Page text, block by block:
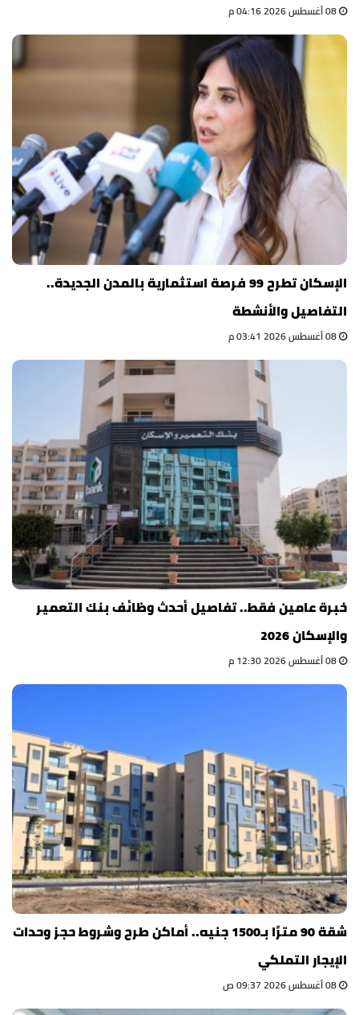
الإسكان تطرح 99 فرصة استثمارية بالمدن الجديدة..
التفاصيل والأنشطة
خبرة عامين فقط.. تفاصيل أحدث وظائف بنك التعمير
والإسكان 2026
شقة 90 مترًا بـ1500 جنيه.. أماكن طرح وشروط حجز وحدات
الإيجار التملكي